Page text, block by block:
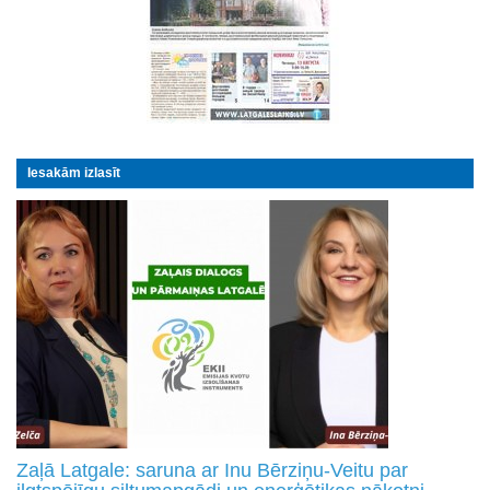
Iesakām izlasīt
Zaļā Latgale: saruna ar Inu Bērziņu-Veitu par